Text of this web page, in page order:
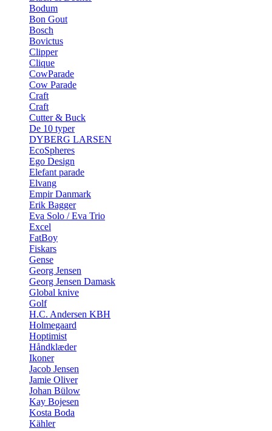
Bodum
Bon Gout
Bosch
Bovictus
Clipper
Clique
CowParade
Cow Parade
Craft
Craft
Cutter & Buck
De 10 typer
DYBERG LARSEN
EcoSpheres
Ego Design
Elefant parade
Elvang
Empir Danmark
Erik Bagger
Eva Solo / Eva Trio
Excel
FatBoy
Fiskars
Gense
Georg Jensen
Georg Jensen Damask
Global knive
Golf
H.C. Andersen KBH
Holmegaard
Hoptimist
Håndklæder
Ikoner
Jacob Jensen
Jamie Oliver
Johan Bülow
Kay Bojesen
Kosta Boda
Kähler